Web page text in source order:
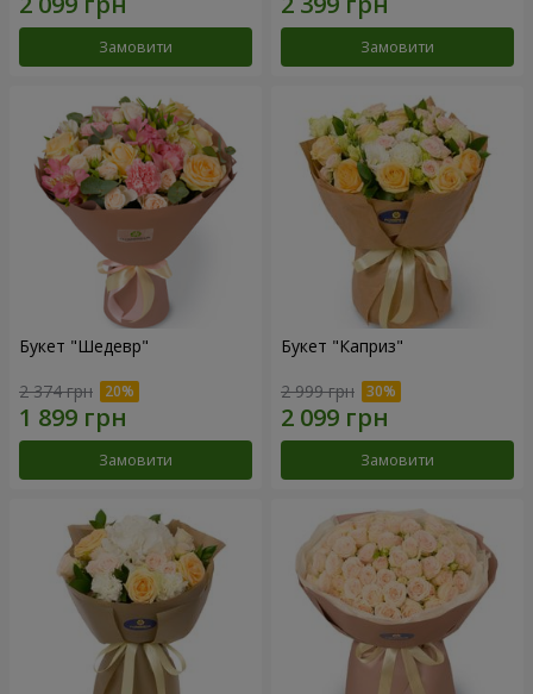
Замовити Замовити
Букет "Шедевр"
2 374 грн
Замовити
Букет "Каприз"
2 999 грн
Замовити